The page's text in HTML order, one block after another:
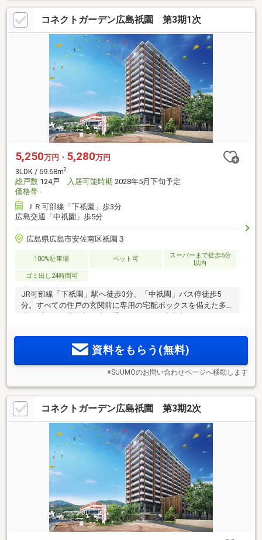
コネクトガーデン広島祇園 第3期1次
5,250万円・ 5,280万円
3LDK / 69.68m2
総戸数 124戸 入居可能時期 2028年5月下旬予定
価格帯 -
ＪＲ可部線「下祇園」歩3分
広島交通「中祇園」歩5分
広島県広島市安佐南区祇園３
100%駐車場 ペット可
スーパーまで徒歩5分
以内
ゴミ出し24時間可
JR可部線「下祇園」駅へ徒歩3分、「中祇園」バス停徒歩5
分。すべての住戸の玄関前に専用の宅配ボックスを備えた多
彩なプラン。共用部の扉を手ぶらで解錠、顔認証システムを
という舞台に、全124邸の大規模分譲マンション、誕生。
資料をもらう(無料)
※SUUMOのお問い合わせページへ移動します
コネクトガーデン広島祇園 第3期2次